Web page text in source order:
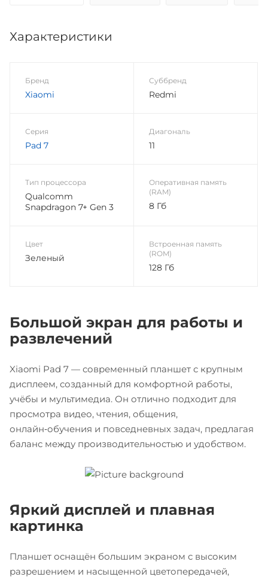
Большой экран для работы и
развлечений
Xiaomi Pad 7 — современный планшет с крупным
дисплеем, созданный для комфортной работы,
учёбы и мультимедиа. Он отлично подходит для
просмотра видео, чтения, общения,
онлайн‑обучения и повседневных задач, предлагая
баланс между производительностью и удобством.
Яркий дисплей и плавная
картинка
Планшет оснащён большим экраном с высоким
разрешением и насыщенной цветопередачей,
Характеристики
Бренд
Xiaomi
Суббренд
Redmi
Серия
Pad 7
Диагональ
11
Тип процессора
Qualcomm
Snapdragon 7+ Gen 3
Оперативная память
(RAM)
8 Гб
Цвет
Зеленый
Встроенная память
(ROM)
128 Гб